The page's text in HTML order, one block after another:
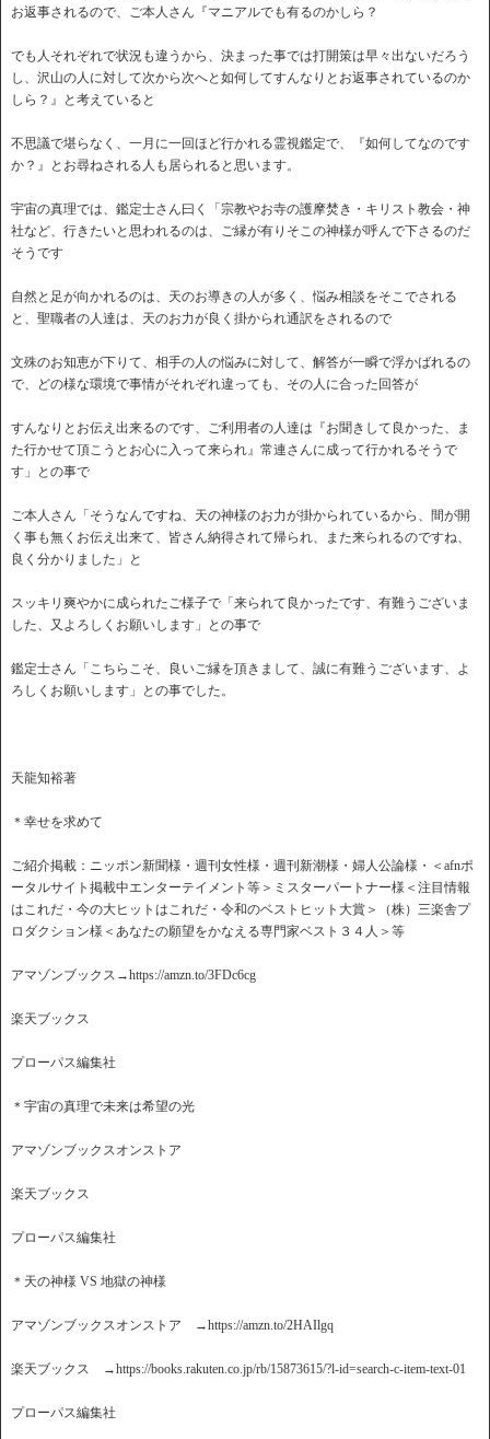
お返事されるので、ご本人さん『マニアルでも有るのかしら？
でも人それぞれで状況も違うから、決まった事では打開策は早々出ないだろう
し、沢山の人に対して次から次へと如何してすんなりとお返事されているのか
しら？』と考えていると
不思議で堪らなく、一月に一回ほど行かれる霊視鑑定で、『如何してなのです
か？』とお尋ねされる人も居られると思います。
宇宙の真理では、鑑定士さん曰く「宗教やお寺の護摩焚き・キリスト教会・神
社など、行きたいと思われるのは、ご縁が有りそこの神様が呼んで下さるのだ
そうです
自然と足が向かれるのは、天のお導きの人が多く、悩み相談をそこでされる
と、聖職者の人達は、天のお力が良く掛かられ通訳をされるので
文殊のお知恵が下りて、相手の人の悩みに対して、解答が一瞬で浮かばれるの
で、どの様な環境で事情がそれぞれ違っても、その人に合った回答が
すんなりとお伝え出来るのです、ご利用者の人達は『お聞きして良かった、ま
た行かせて頂こうとお心に入って来られ』常連さんに成って行かれるそうで
す」との事で
ご本人さん「そうなんですね、天の神様のお力が掛かられているから、間が開
く事も無くお伝え出来て、皆さん納得されて帰られ、また来られるのですね、
良く分かりました」と
スッキリ爽やかに成られたご様子で「来られて良かったです、有難うございま
した、又よろしくお願いします」との事で
鑑定士さん「こちらこそ、良いご縁を頂きまして、誠に有難うございます、よ
ろしくお願いします」との事でした。
天龍知裕著
＊幸せを求めて
ご紹介掲載：ニッポン新聞様・週刊女性様・週刊新潮様・婦人公論様・＜afnポ
ータルサイト掲載中エンターテイメント等＞ミスターパートナー様＜注目情報
はこれだ・今の大ヒットはこれだ・令和のベストヒット大賞＞（株）三楽舎プ
ロダクション様＜あなたの願望をかなえる専門家ベスト３４人＞等
アマゾンブックス→https://amzn.to/3FDc6cg
楽天ブックス
プローパス編集社
＊宇宙の真理で未来は希望の光
アマゾンブックスオンストア
楽天ブックス
プローパス編集社
＊天の神様 VS 地獄の神様
アマゾンブックスオンストア →https://amzn.to/2HAIlgq
楽天ブックス →https://books.rakuten.co.jp/rb/15873615/?l-id=search-c-item-text-01
プローパス編集社